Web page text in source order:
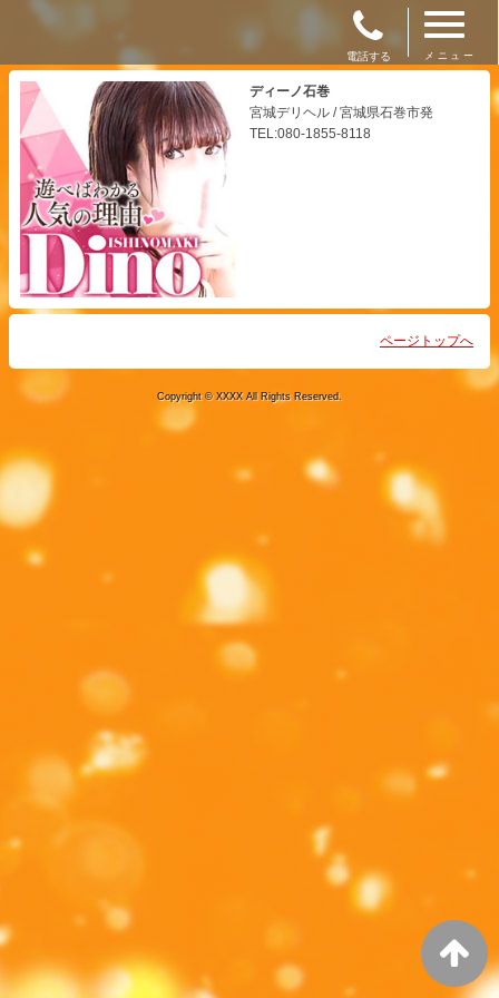
電話する メニュー
ディーノ石巻
宮城デリヘル / 宮城県石巻市発
TEL:080-1855-8118
ページトップへ
Copyright © XXXX All Rights Reserved.